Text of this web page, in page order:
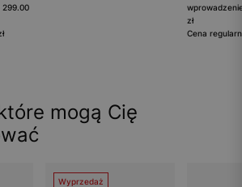
299.00
zł
Cena
mogą Cię
Wyprzedaż